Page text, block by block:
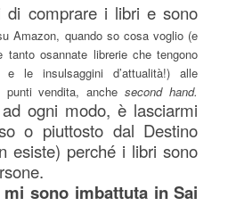
di comprare i libri e sono
Amazon, quando so cosa voglio (e
osannate librerie che tengono
le insulsaggini d’attualità!) alle
punti vendita, anchesecond hand.
ogni modo, è lasciarmi
o piuttosto dal Destino
esiste) perché i libri sono
sono imbattuta in Sai